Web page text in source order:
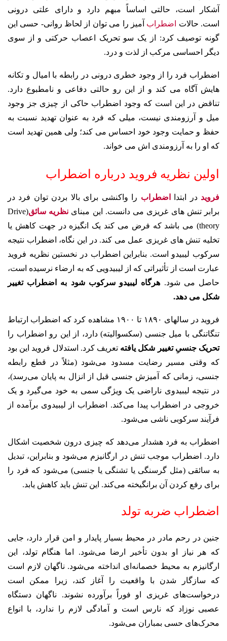
آشکار است، حالتی اساساً مبهم دارد و دارای علتی درونی
است. حالات اضطراب آمیز را می توان از لحاظ روانی- حسی این
گونه توصیف کرد: از یک سو تحریک اعصاب حرکتی و از سوی
دیگر احساسی مرکب از لذت و درد.
اضطراب فرد را از وجود خطری درونی در رابطه با امیال و تکانه
هایش آگاه می کند و از این رو حالتی دفاعی و نامطبوع دارد.
تناقض در این است که وجود اضطراب حاکی از چیزی جز وجود
میل و آرزومندی نیست، میلی که فرد به عنوان تهدید نسبت به
حفظ و حمایت وجود خود احساس می کند؛ ولی همین تهدید است
که او را به آرزومندی اش می خواند.
اولین نظریه فروید درباره اضطراب
فروید در ابتدا اضطراب را واکنشی برای بالا بردن توان فرد در
برابر تنش های غریزی می دانست. این مبنای نظریه سائق (Drive
theory) می باشد که فرض می کند یک انگیزه در جهت کاهش یا
تخلیه تنش های غریزی عمل می کند. در این نگاه، اضطراب نتیجه
سرکوب لیبیدو است. بنابراین اضطراب در نخستین نظریه فروید
عبارت است از تأثیراتی که از لیبیدویی که به ارضاء نرسیده است،
حاصل می شود. هرگاه لیبیدو سرکوب شود به اضطراب تغییر
شکل می دهد.
فروید در سالهای ۱۸۹۰ تا ۱۹۰۰ مشاهده کرد که اضطراب ارتباط
تنگاتنگی با میل جنسی (سکسوالیته) دارد، از این رو اضطراب را
تحریک جنسیِ تغییر شکل یافته تعریف کرد. استدلال فروید این بود
که وقتی مسیر رضایت مسدود می‌شود (مثلاً در قطع رابطه
جنسی، زمانی که آمیزش جنسی قبل از انزال به پایان می‌رسد)،
در نتیجه‌ لیبیدوی ناراضی یک ویژگی سمی به خود می‌گیرد و یک
خروجی در اضطراب پیدا می‌کند. اضطراب از لیبیدوی برآمده از
فرآیند سرکوبی ناشی می‌شود.
اضطراب به فرد هشدار می‌دهد که چیزی درون شخصیت اشکال
دارد. اضطراب موجب تنش در ارگانیزم می‌شود و بنابراین، تبدیل
به سائقی (مثل گرسنگی یا تشنگی یا جنسی) می‌شود که فرد را
برای رفع کردن آن برانگیخته می‌کند. این تنش باید کاهش یابد.
اضطراب ضربه تولد
جنین در رحم مادر در محیط بسیار پایدار و امن قرار دارد، جایی
که هر نیاز او بدون تأخیر ارضا می‌شود. اما هنگام تولد، این
ارگانیزم به محیط خصمانه‌ای انداخته می‌شود. ناگهان لازم است
که سازگار شدن با واقعیت را آغاز کند، زیرا ممکن است
درخواست‌های غریزی او فوراً برآورده نشوند. ناگهان دستگاه
عصبی نوزاد که نارس است و آمادگی لازم را ندارد، با انواع
محرک‌های حسی بمباران می‌شود.